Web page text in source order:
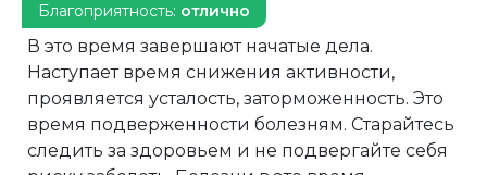
Благоприятность: отлично
В это время завершают начатые дела.
Наступает время снижения активности,
проявляется усталость, заторможенность. Это
время подверженности болезням. Старайтесь
следить за здоровьем и не подвергайте себя